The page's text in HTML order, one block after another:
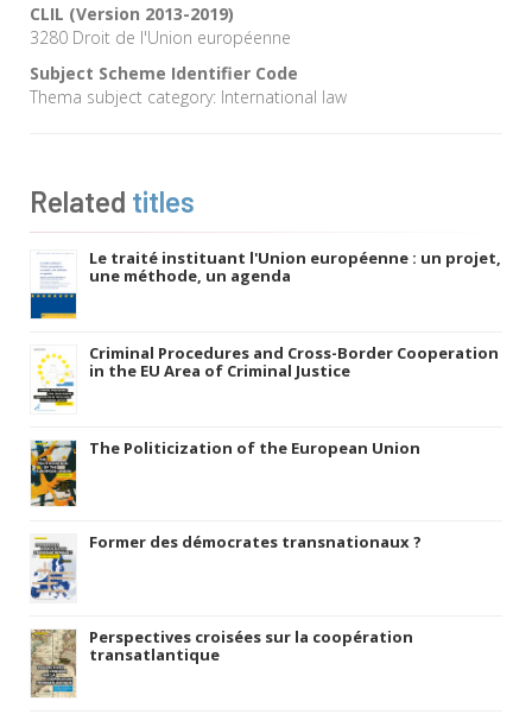
CLIL (Version 2013-2019)
3280 Droit de l'Union européenne
Subject Scheme Identifier Code
Thema subject category: International law
Related titles
Le traité instituant l'Union européenne : un projet,
une méthode, un agenda
Criminal Procedures and Cross-Border Cooperation
in the EU Area of Criminal Justice
The Politicization of the European Union
Former des démocrates transnationaux ?
Perspectives croisées sur la coopération
transatlantique